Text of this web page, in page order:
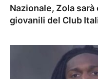
Nazionale, Zola
giovanili del Club